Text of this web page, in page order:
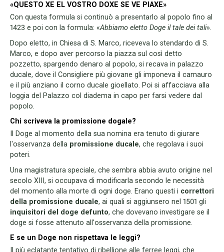
«QUESTO XE EL VOSTRO DOXE SE VE PIAXE»
Con questa formula si continuò a presentarlo al popolo fino al
1423 e poi con la formula: «Abbiamo eletto Doge il tale dei tali».
Dopo eletto, in Chiesa di S. Marco, riceveva lo stendardo di S.
Marco, e dopo aver percorso la piazza sul così detto
pozzetto, spargendo denaro al popolo, si recava in palazzo
ducale, dove il Consigliere più giovane gli imponeva il camauro
e il più anziano il corno ducale gioellato. Poi si affacciava alla
loggia del Palazzo col diadema in capo per farsi vedere dal
popolo.
Chi scriveva la promissione dogale?
Il Doge al momento della sua nomina era tenuto di giurare
l'osservanza della promissione ducale, che regolava i suoi
poteri.
Una magistratura speciale, che sembra abbia avuto origine nel
secolo XIII, si occupava di modificarla secondo le necessità
del momento alla morte di ogni doge. Erano questi i correttori
della promissione ducale, ai quali si aggiunsero nel 1501 gli
inquisitori del doge defunto, che dovevano investigare se il
doge si fosse attenuto all'osservanza della promissione.
E se un Doge non rispettava le leggi?
Il più eclatante tentativo di ribellione alle ferree leggi, che